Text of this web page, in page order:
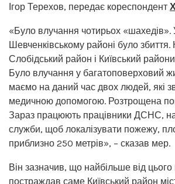
Ігор Терехов, передає кореспондент
«Було влучання чотирьох «шахедів».
Шевченківському районі було збиття.
Слобідський район і Київський
Було влучання у багатоповерховий
маємо на даний час двох людей, які
медичною допомогою. Розтрощена
Зараз працюють працівники ДСНС,
служби, щоб локалізувати пожежу,
приблизно 250 метрів», – сказав мер.
Він зазначив, що найбільше від цього
постраждав саме Київський район